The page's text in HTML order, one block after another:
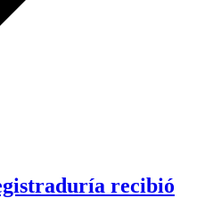
recibió